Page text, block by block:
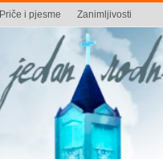
Priče i pjesme Zanimljivosti